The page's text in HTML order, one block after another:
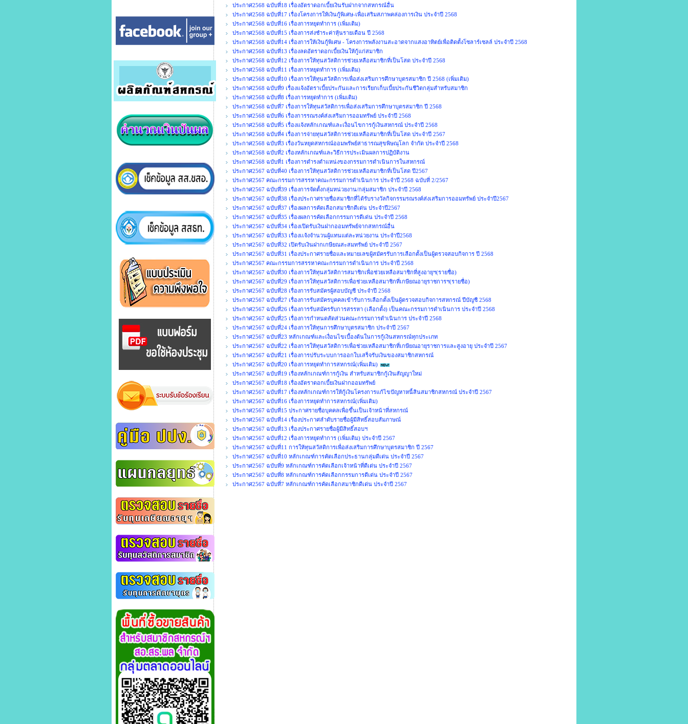
ประกาศ2568 ฉบับที่18 เรื่องอัตราดอกเบี้ยเงินรับฝากจากสหกรณ์อื่น
ประกาศ2568 ฉบับที่17 เรื่องโครงการให้เงินกู้พิเศษ-เพื่อเสริมสภาพคล่องการเงิน ประจำปี 2568
ประกาศ2568 ฉบับที่16 เรื่องการหยุดทำการ (เพิ่มเติม)
ประกาศ2568 ฉบับที่15 เรื่องการส่งชำระค่าหุ้นรายเดือน ปี 2568
ประกาศ2568 ฉบับที่14 เรื่องการให้เงินกู้พิเศษ - โครงการพลังงานสะอาดจากแสงอาทิตย์เพื่อติดตั้งโซลาร์เซลล์ ประจำปี 2568
ประกาศ2568 ฉบับที่13 เรื่องลดอัตราดอกเบี้ยเงินให้กู้แก่สมาชิก
ประกาศ2568 ฉบับที่12 เรื่องการให้ทุนสวัสดิการช่วยเหลือสมาชิกที่เป็นโสด ประจำปี 2568
ประกาศ2568 ฉบับที่11 เรื่องการหยุดทำการ (เพิ่มเติม)
ประกาศ2568 ฉบับที่10 เรื่องการให้ทุนสวัสดิการเพื่อส่งเสริมการศึกษาบุตรสมาชิก ปี 2568 (เพิ่มเติม)
ประกาศ2568 ฉบับที่9 เรื่องแจ้งอัตราเบี้ยประกันและการเรียกเก็บเบี้ยประกันชีวิตกลุ่มสำหรับสมาชิก
ประกาศ2568 ฉบับที่8 เรื่องการหยุดทำการ (เพิ่มเติม)
ประกาศ2568 ฉบับที่7 เรื่องการให้ทุนสวัสดิการเพื่อส่งเสริมการศึกษาบุตรสมาชิก ปี 2568
ประกาศ2568 ฉบับที่6 เรื่องการรณรงค์ส่งเสริมการออมทรัพย์ ประจำปี 2568
ประกาศ2568 ฉบับที่5 เรื่องแจ้งหลักเกณฑ์และเงื่อนไขการกู้เงินสหกรณ์ ประจำปี 2568
ประกาศ2568 ฉบับที่4 เรื่องการจ่ายทุนสวัสติการช่วยเหลือสมาชิกที่เป็นโสด ประจำปี 2567
ประกาศ2568 ฉบับที่3 เรื่องวันหยุดสหกรณ์ออมพรัพย์สาธารณสุขพิษณุโลก จำกัด ประจำปี 2568
ประกาศ2568 ฉบับที่2 เรื่องหลักเกณฑ์และวิธีการประเมินผลการปฏิบัติงาน
ประกาศ2568 ฉบับที่1 เรื่องการดำรงตำแหน่งของกรรมการดำเนินการในสหกรณ์
ประกาศ2567 ฉบับที่40 เรื่องการให้ทุนสวัสดิการช่วยเหลือสมาชิกที่เป็นโสด ปี2567
ประกาศ2567 คณะกรรมการสรรหาคณะกรรมการดำเนินการ ประจำปี 2568 ฉบับที่ 2/2567
ประกาศ2567 ฉบับที่39 เรื่องการจัดตั้งกลุ่มหน่วยงาน/กลุ่มสมาชิก ประจำปี 2568
ประกาศ2567 ฉบับที่38 เรื่องประกาศรายชื่อสมาชิกที่ได้รับรางวัลกิจกรรมรณรงค์ส่งเสริมการออมทรัพย์ ประจำปี2567
ประกาศ2567 ฉบับที่37 เรื่องผลการคัดเลือกสมาชิกดีเด่น ประจำปี2567
ประกาศ2567 ฉบับที่35 เรื่องผลการคัดเลือกกรรมการดีเด่น ประจำปี 2568
ประกาศ2567 ฉบับที่34 เรื่องเปิดรับเงินฝากออมทรัพย์จากสหกรณ์อื่น
ประกาศ2567 ฉบับที่33 เรื่องเเจ้งจำนวนผู้แทนแต่ละหน่วยงาน ประจำปี2568
ประกาศ2567 ฉบับที่32 เปิดรับเงินฝากเกษียณสะสมทรัพย์ ประจำปี 2567
ประกาศ2567 ฉบับที่31 เรื่องประกาศรายชื่อและหมายเลขผู้สมัครรับการเลือกตั้งเป็นผู้ตรวจสอบกิจการ ปี 2568
ประกาศ2567 คณะกรรมการสรรหาคณะกรรมการดำเนินการ ประจำปี 2568
ประกาศ2567 ฉบับที่30 เรื่องการให้ทุนสวัสดิการสมาชิกเพื่อช่วยเหลือสมาชิกที่สูงอายุฯ(รายชื่อ)
ประกาศ2567 ฉบับที่29 เรื่องการให้ทุนสวัสดิการเพื่อช่วยเหลือสมาชิกที่เกษียณอายุราชการฯ(รายชื่อ)
ประกาศ2567 ฉบับที่28 เรื่องการรับสมัครผู้สอบบัญชี ประจำปี 2568
ประกาศ2567 ฉบับที่27 เรื่องการรับสมัครบุคคลเข้ารับการเลือกตั้งเป็นผู้ตรวจสอบกิจการสหกรณ์ ปีบัญชี 2568
ประกาศ2567 ฉบับที่26 เรื่องการรับสมัครรับการสรรหา (เลือกตั้ง) เป็นคณะกรรมการดำเนินการ ประจำปี 2568
ประกาศ2567 ฉบับที่25 เรื่องการกำหนดสัดส่วนคณะกรรมการดำเนินการ ประจำปี 2568
ประกาศ2567 ฉบับที่24 เรื่องการให้ทุนการศึกษาบุตรสมาชิก ประจำปี 2567
ประกาศ2567 ฉบับที่23 หลักเกณฑ์และเงื่อนไขเบื้องต้นในการกู้เงินสหกรณ์ทุกประเภท
ประกาศ2567 ฉบับที่22 เรื่องการให้ทุนสวัสดิการเพื่อช่วยเหลือสมาชิกที่เกษียณอายุราชการและสูงอายุ ประจำปี 2567
ประกาศ2567 ฉบับที่21 เรื่องการปรับระบบการออกใบเสร็จรับเงินของสมาชิกสหกรณ์
ประกาศ2567 ฉบับที่20 เรื่องการหยุดทำการสหกรณ์(เพิ่มเติม)
ประกาศ2567 ฉบับที่19 เรื่องหลักเกณฑ์การกู้เงิน สำหรับสมาชิกกู้เงินสัญญาใหม่
ประกาศ2567 ฉบับที่18 เรื่องอัตราดอกเบี้ยเงินฝากออมทรัพย์
ประกาศ2567 ฉบับที่17 เรื่องหลักเกณฑ์การให้กู้เงินโครงการแก้ไขปัญหาหนี้สินสมาชิกสหกรณ์ ประจำปี 2567
ประกาศ2567 ฉบับที่16 เรื่องการหยุดทำการสหกรณ์(เพิ่มเติม)
ประกาศ2567 ฉบับที่15 ประกาศรายชื่อบุคคลเพื่อขึ้นเป็นเจ้าหน้าที่สหกรณ์
ประกาศ2567 ฉบับที่14 เรื่องประกาศลำดับรายชื่อผู้มีสิทธิ์สอบสัมภาษณ์
ประกาศ2567 ฉบับที่13 เรื่องประกาศรายชื่อผู้มีสิทธิ์สอบฯ
ประกาศ2567 ฉบับที่12 เรื่องการหยุดทำการ (เพิ่มเติม) ประจำปี 2567
ประกาศ2567 ฉบับที่11 การให้ทุนสวัสดิการเพื่อส่งเสริมการศึกษาบุตรสมาชิก ปี 2567
ประกาศ2567 ฉบับที่10 หลักเกณฑ์การคัดเลือกประธานกลุ่มดีเด่น ประจำปี 2567
ประกาศ2567 ฉบับที่9 หลักเกณฑ์การคัดเลือกเจ้าหน้าที่ดีเด่น ประจำปี 2567
ประกาศ2567 ฉบับที่8 หลักเกณฑ์การคัดเลือกกรรมการดีเด่น ประจำปี 2567
ประกาศ2567 ฉบับที่7 หลักเกณฑ์การคัดเลือกสมาชิกดีเด่น ประจำปี 2567